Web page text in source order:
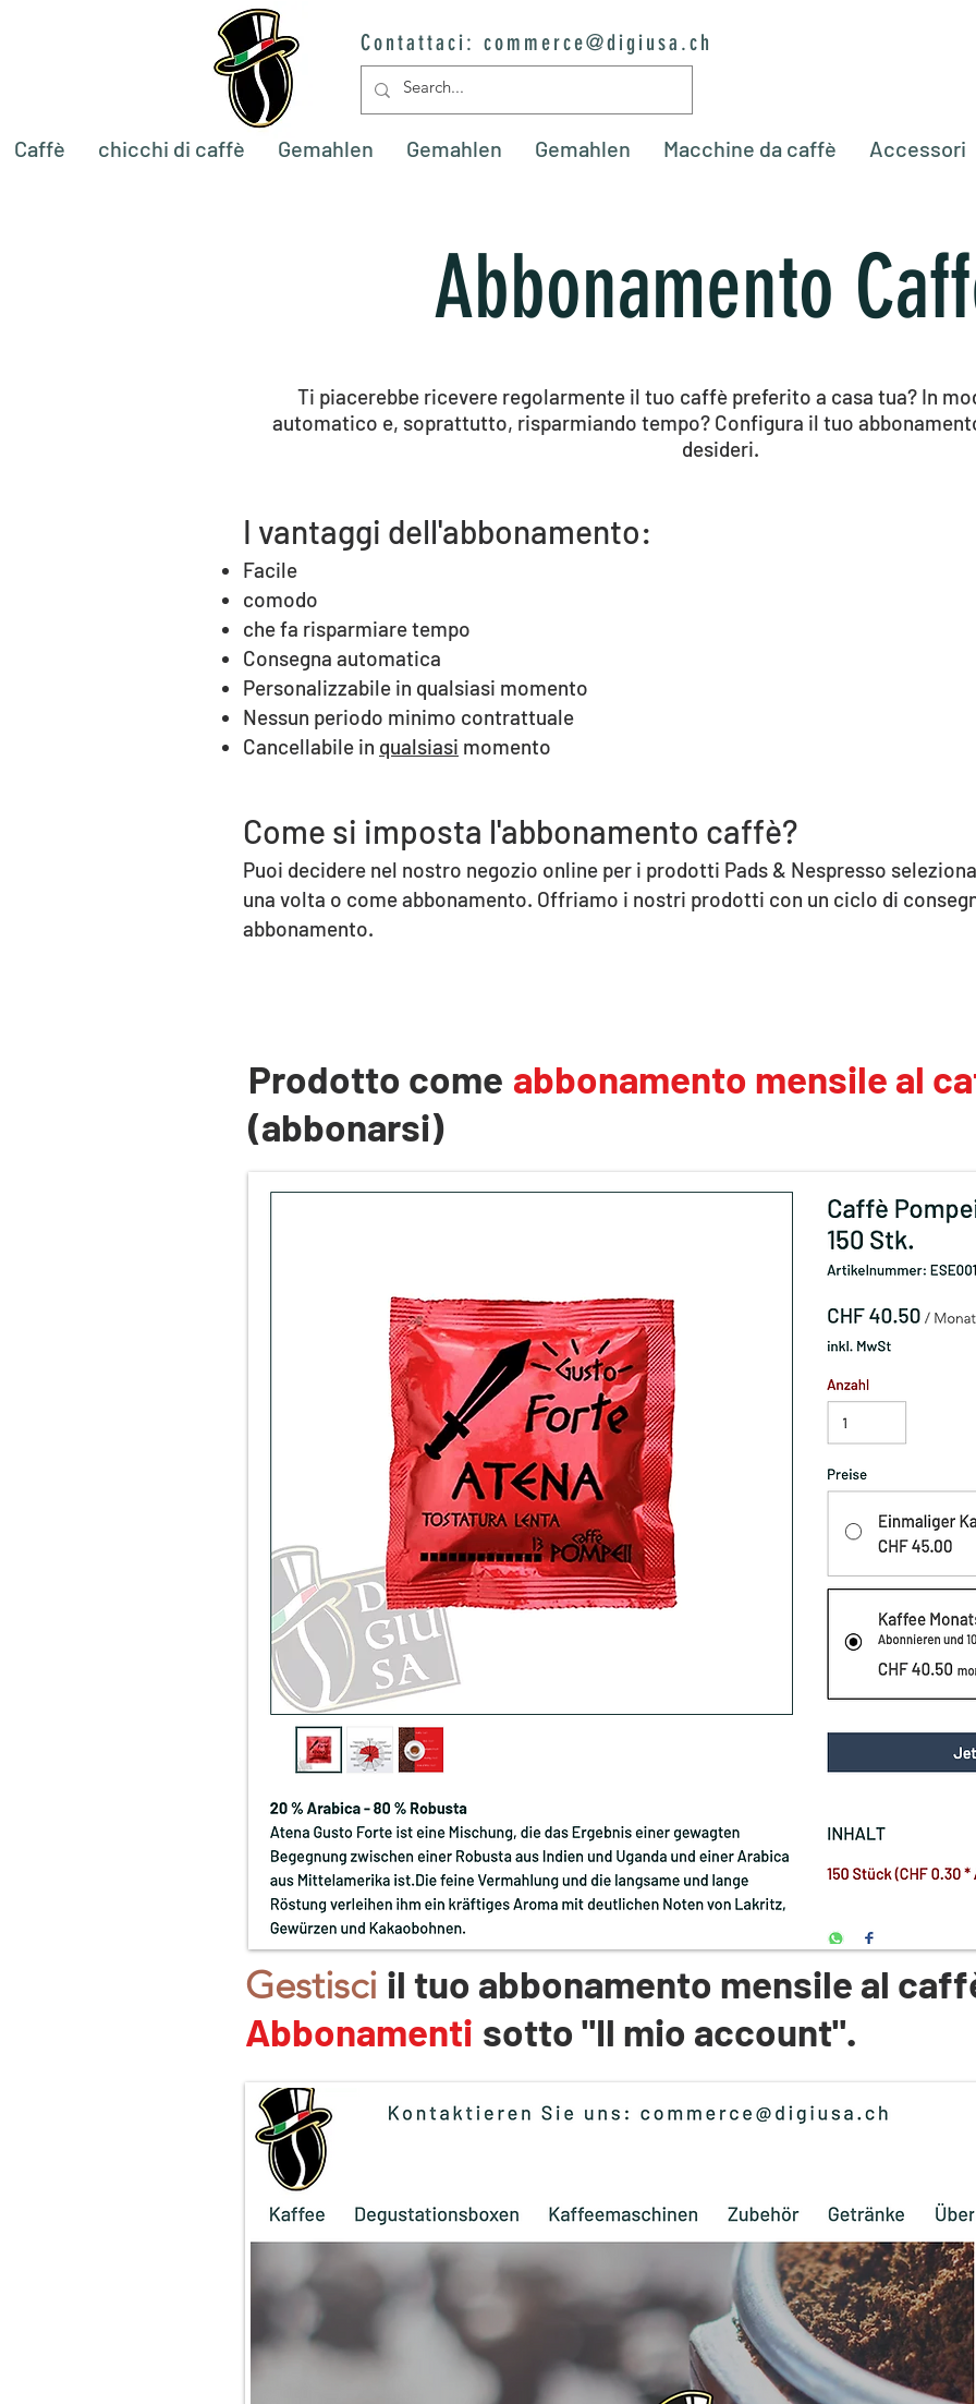
Contattaci: commerce@digiusa.ch
Caffè chicchi di caffè Gemahlen Gemahlen Gemahlen Macchine da caffè Accessori
Abbonamento
Ti piacerebbe ricevere regolarmente il tuo caffè preferito a casa tua? In
automatico e, soprattutto, risparmiando tempo? Configura il tuo
desideri.
I vantaggi dell'abbonamento:
Facile
comodo
che fa risparmiare tempo
Consegna automatica
Personalizzabile in qualsiasi momento
Nessun periodo minimo contrattuale
Cancellabile in qualsiasi momento
Come si imposta l'abbonamento caffè?
Puoi decidere nel nostro negozio online per i prodotti Pads & Nespresso
una volta o come abbonamento. Offriamo i nostri prodotti con un ciclo di
abbonamento.
Prodotto come abbonamento mensile al
(abbonarsi)
Gestisci il tuo abbonamento mensile al
Abbonamenti sotto "Il mio account".